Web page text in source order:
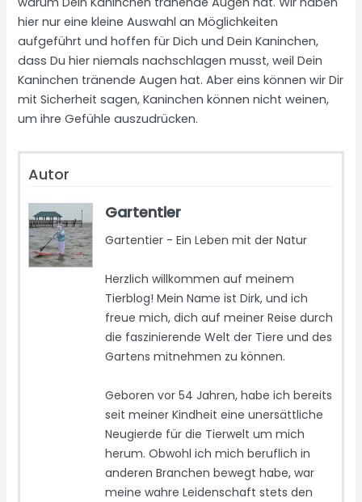
hier nur eine kleine Auswahl an Möglichkeiten
aufgeführt und hoffen für Dich und Dein Kaninchen,
dass Du hier niemals nachschlagen musst, weil Dein
Kaninchen tränende Augen hat. Aber eins können wir Dir
mit Sicherheit sagen, Kaninchen können nicht weinen,
um ihre Gefühle auszudrücken.
Autor
Gartentier
Gartentier - Ein Leben mit der Natur
Herzlich willkommen auf meinem
Tierblog! Mein Name ist Dirk, und ich
freue mich, dich auf meiner Reise durch
die faszinierende Welt der Tiere und des
Gartens mitnehmen zu können.
Geboren vor 54 Jahren, habe ich bereits
seit meiner Kindheit eine unersättliche
Neugierde für die Tierwelt um mich
herum. Obwohl ich mich beruflich in
anderen Branchen bewegt habe, war
meine wahre Leidenschaft stets den